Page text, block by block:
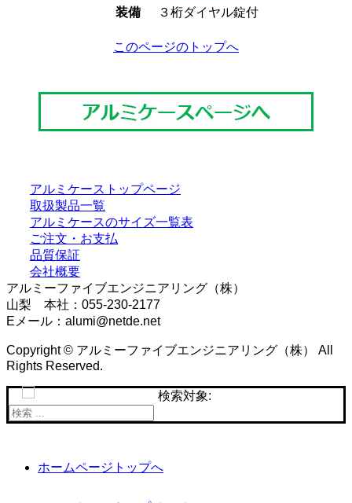
装備 ３桁ダイヤル錠付
このページのトップへ
アルミケーストップページ
取扱製品一覧
アルミケースのサイズ一覧表
ご注文・お支払
品質保証
会社概要
アルミーファイブエンジニアリング（株）
山梨 本社：055-230-2177
Eメール：alumi@netde.net
Copyright © アルミーファイブエンジニアリング（株） All
Rights Reserved.
検索対象:
ホームページトップへ